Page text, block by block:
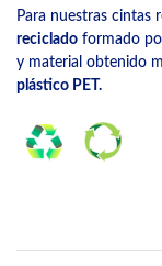
Para nuestras cintas
reciclado formado
y material obtenido
plástico PET.